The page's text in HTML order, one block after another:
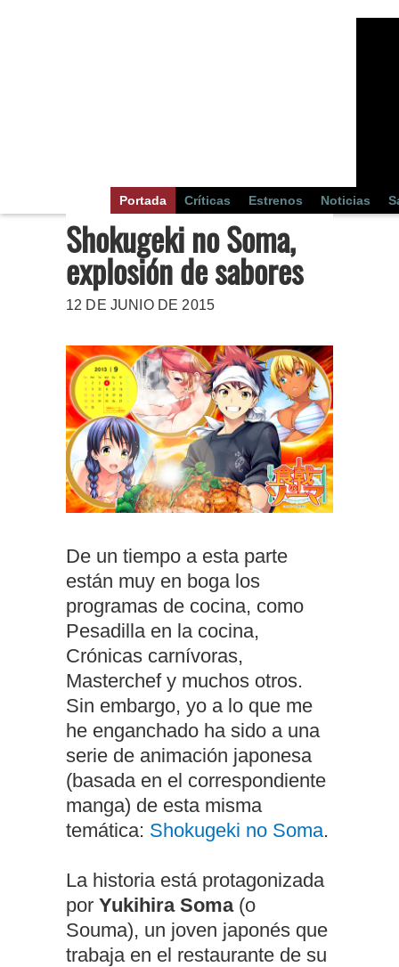
Portada Críticas Estrenos Noticias
Shokugeki no Soma,
explosión de sabores
12 DE JUNIO DE 2015
De un tiempo a esta parte
están muy en boga los
programas de cocina, como
Pesadilla en la cocina,
Crónicas carnívoras,
Masterchef y muchos otros.
Sin embargo, yo a lo que me
he enganchado ha sido a una
serie de animación japonesa
(basada en el correspondiente
manga) de esta misma
temática: Shokugeki no Soma.
La historia está protagonizada
por Yukihira Soma(o
Souma), un joven japonés que
trabaja en el restaurante de su